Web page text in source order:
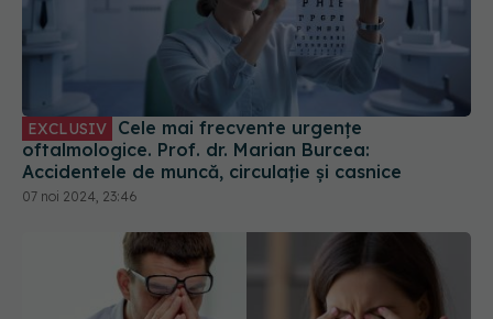
EXCLUSIV
oftalmologice. Prof. dr. Marian Burcea:
Accidentele de muncă, circulație și casnice
07 noi 2024, 23:46